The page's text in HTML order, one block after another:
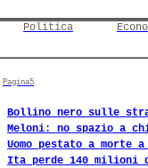
Politica
Pagina5
Bollino nero sulle
Meloni: no spazio a
Uomo pestato a morte
Ita perde 140 milioni